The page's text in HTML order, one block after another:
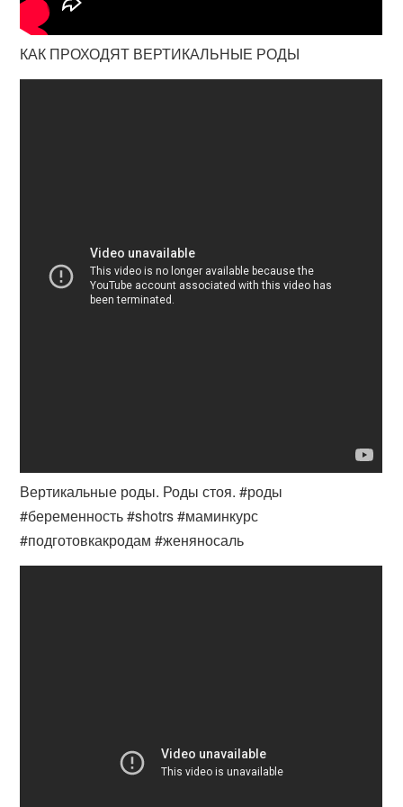
КАК ПРОХОДЯТ ВЕРТИКАЛЬНЫЕ РОДЫ
Вертикальные роды. Роды стоя. #роды
#беременность #shotrs #маминкурс
#подготовкакродам #женяносаль